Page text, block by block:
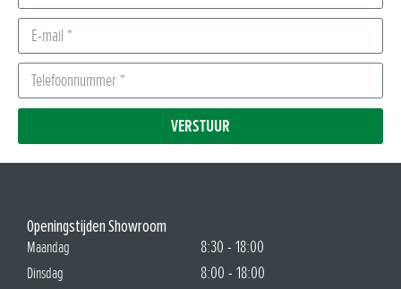
VERSTUUR
Openingstijden Showroom
Maandag 8:30 - 18:00
Dinsdag 8:00 - 18:00